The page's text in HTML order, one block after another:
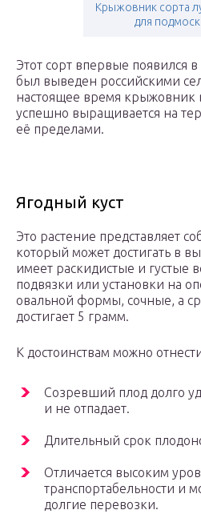
Крыжовник сорта
для
Этот сорт впервые появился в
был выведен российскими
настоящее время крыжовник
успешно выращивается на
её пределами.
Ягодный куст
Это растение представляет
который может достигать в
имеет раскидистые и густые
подвязки или установки на
овальной формы, сочные, а
достигает 5 грамм.
К достоинствам можно
Созревший плод долго
и не отпадает.
Длительный срок
Отличается высоким
транспортабельности и
долгие перевозки.